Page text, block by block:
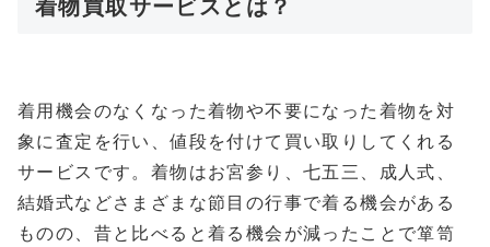
着物買取サービスとは？
着用機会のなくなった着物や不要になった着物を対
象に査定を行い、値段を付けて買い取りしてくれる
サービスです。着物はお宮参り、七五三、成人式、
結婚式などさまざまな節目の行事で着る機会がある
ものの、昔と比べると着る機会が減ったことで箪笥